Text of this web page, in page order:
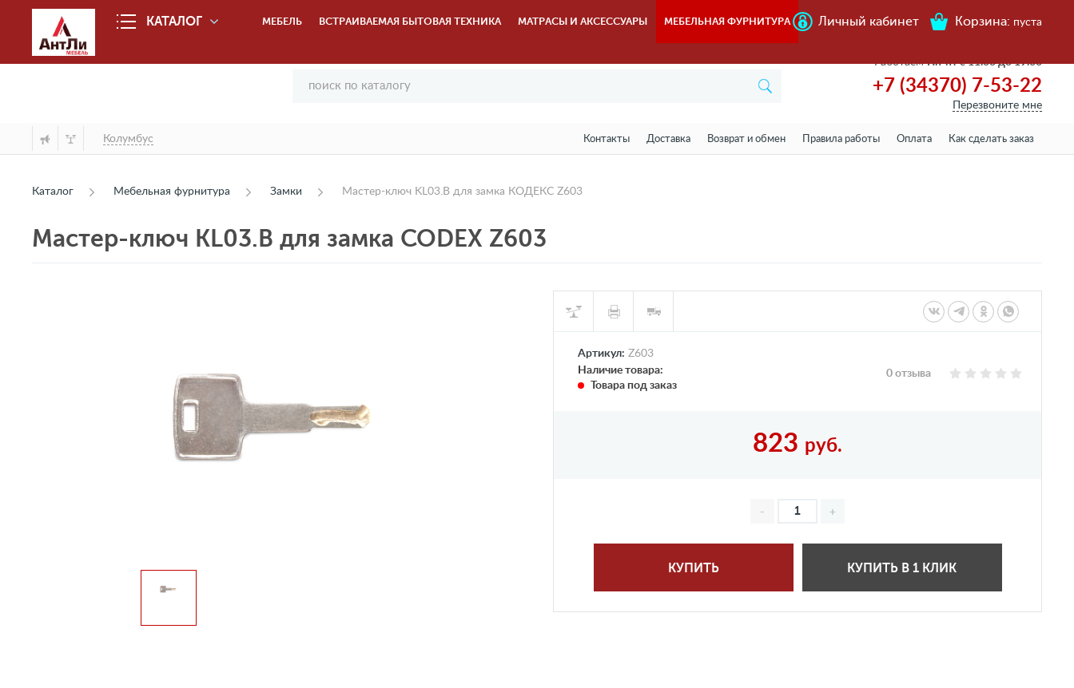
КАТАЛОГ МЕБЕЛЬ ВСТРАИВАЕМАЯ БЫТОВАЯ ТЕХНИКА МАТРАСЫ И АКСЕССУАРЫ МЕБЕЛЬНАЯ ФУРНИТУРА Личный кабинет Корзина: пуста
РаботаемПн-пт с 11.00 до 19.00
+7 (34370) 7-53-22
Перезвоните мне
Колумбус Контакты Доставка Возврат и обмен Правила работы Оплата Как сделать заказ
Каталог Мебельная фурнитура Замки Мастер-ключ KL03.B для замка КОДЕКС Z603
Мастер-ключ KL03.B для замка CODEX Z603
Артикул: Z603
Наличие товара:
Товара под заказ
0 отзыва
823 руб.
КУПИТЬ КУПИТЬ В 1 КЛИК